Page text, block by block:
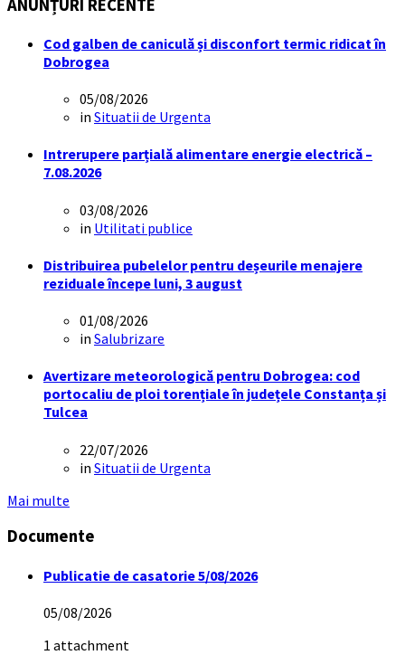
ANUNȚURI RECENTE
Cod galben de caniculă și disconfort termic ridicat în
Dobrogea
05/08/2026
in Situatii de Urgenta
Intrerupere parțială alimentare energie electrică –
7.08.2026
03/08/2026
in Utilitati publice
Distribuirea pubelelor pentru deșeurile menajere
reziduale începe luni, 3 august
01/08/2026
in Salubrizare
Avertizare meteorologică pentru Dobrogea: cod
portocaliu de ploi torențiale în județele Constanța și
Tulcea
22/07/2026
in Situatii de Urgenta
Mai multe
Documente
Publicatie de casatorie 5/08/2026
05/08/2026
1 attachment